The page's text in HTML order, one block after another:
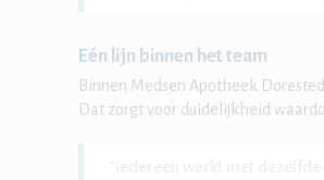
Eén lijn binnen het team
Binnen Medsen Apotheek
Dat zorgt voor duidelijkheid
“Iedereen werkt met dezelfde